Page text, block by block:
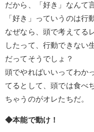
だから、「好き」なんて
「好き」っていうのは行
なぜなら、頭で考えてる
したって、行動できない
だってそうでしょ？
頭でやればいいってわか
てるとして、頭では食べ
ちゃうのがオレたちだ。
◆本能で動け！